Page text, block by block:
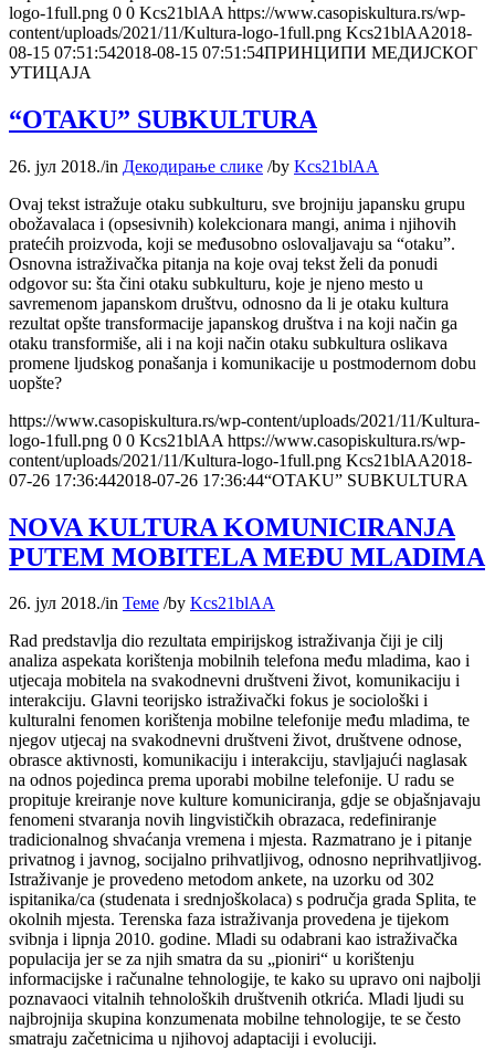
logo-1full.png 0 0 Kcs21blAA https://www.casopiskultura.rs/wp-
content/uploads/2021/11/Kultura-logo-1full.png Kcs21blAA2018-
08-15 07:51:542018-08-15 07:51:54ПРИНЦИПИ МЕДИЈСКОГ
УТИЦАЈА
“OTAKU” SUBKULTURA
26. јул 2018./in Декодирање слике /by Kcs21blAA
Ovaj tekst istražuje otaku subkulturu, sve brojniju japansku grupu
obožavalaca i (opsesivnih) kolekcionara mangi, anima i njihovih
pratećih proizvoda, koji se međusobno oslovaljavaju sa “otaku”.
Osnovna istraživačka pitanja na koje ovaj tekst želi da ponudi
odgovor su: šta čini otaku subkulturu, koje je njeno mesto u
savremenom japanskom društvu, odnosno da li je otaku kultura
rezultat opšte transformacije japanskog društva i na koji način ga
otaku transformiše, ali i na koji način otaku subkultura oslikava
promene ljudskog ponašanja i komunikacije u postmodernom dobu
uopšte?
https://www.casopiskultura.rs/wp-content/uploads/2021/11/Kultura-
logo-1full.png 0 0 Kcs21blAA https://www.casopiskultura.rs/wp-
content/uploads/2021/11/Kultura-logo-1full.png Kcs21blAA2018-
07-26 17:36:442018-07-26 17:36:44“OTAKU” SUBKULTURA
NOVA KULTURA KOMUNICIRANJA
PUTEM MOBITELA MEĐU MLADIMA
26. јул 2018./in Теме /by Kcs21blAA
Rad predstavlja dio rezultata empirijskog istraživanja čiji je cilj
analiza aspekata korištenja mobilnih telefona među mladima, kao i
utjecaja mobitela na svakodnevni društveni život, komunikaciju i
interakciju. Glavni teorijsko istraživački fokus je sociološki i
kulturalni fenomen korištenja mobilne telefonije među mladima, te
njegov utjecaj na svakodnevni društveni život, društvene odnose,
obrasce aktivnosti, komunikaciju i interakciju, stavljajući naglasak
na odnos pojedinca prema uporabi mobilne telefonije. U radu se
propituje kreiranje nove kulture komuniciranja, gdje se objašnjavaju
fenomeni stvaranja novih lingvističkih obrazaca, redefiniranje
tradicionalnog shvaćanja vremena i mjesta. Razmatrano je i pitanje
privatnog i javnog, socijalno prihvatljivog, odnosno neprihvatljivog.
Istraživanje je provedeno metodom ankete, na uzorku od 302
ispitanika/ca (studenata i srednjoškolaca) s područja grada Splita, te
okolnih mjesta. Terenska faza istraživanja provedena je tijekom
svibnja i lipnja 2010. godine. Mladi su odabrani kao istraživačka
populacija jer se za njih smatra da su „pioniri“ u korištenju
informacijske i računalne tehnologije, te kako su upravo oni najbolji
poznavaoci vitalnih tehnoloških društvenih otkrića. Mladi ljudi su
najbrojnija skupina konzumenata mobilne tehnologije, te se često
smatraju začetnicima u njihovoj adaptaciji i evoluciji.